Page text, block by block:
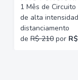
1 Mês de
de alta
distanciamento
de R$ 210 por